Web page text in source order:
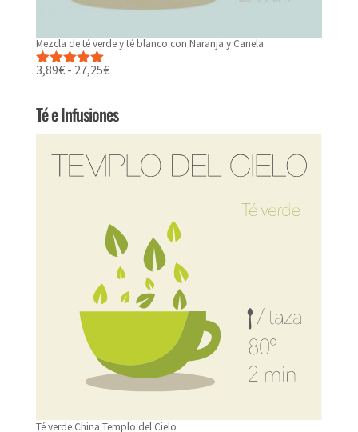
Mezcla de té verde y té blanco con Naranja y Canela
Valorado
3,89€ - 27,25€Rango
desde
27,25€
Té e Infusiones
Té verde China Templo del Cielo